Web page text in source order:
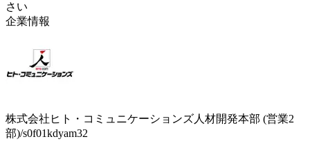
さい
企業情報
株式会社ヒト・コミュニケーションズ人材開発本部 (営業2
部)/s0f01kdyam32